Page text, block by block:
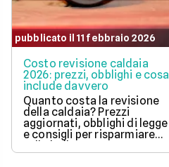
pubblicato il 11 febbraio 2026
Costo revisione caldaia
2026: prezzi, obblighi e cosa
include davvero
Quanto costa la revisione
della caldaia? Prezzi
aggiornati, obblighi di legge
e consigli per risparmiare